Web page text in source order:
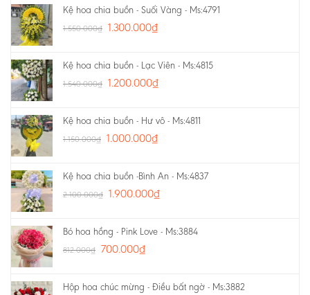
Kệ hoa chia buồn - Suối Vàng - Ms:4791
1.550.000₫ 1.300.000₫
Kệ hoa chia buồn - Lạc Viên - Ms:4815
1.540.000₫ 1.200.000₫
Kệ hoa chia buồn - Hư vô - Ms:4811
1.150.000₫ 1.000.000₫
Kệ hoa chia buồn -Bình An - Ms:4837
2.100.000₫ 1.900.000₫
Bó hoa hồng - Pink Love - Ms:3884
812.000₫ 700.000₫
Hộp hoa chúc mừng - Điều bất ngờ - Ms:3882